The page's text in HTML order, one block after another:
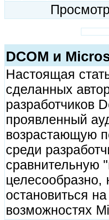
DCOM и
Настоящая
сделанных
разработчиков
проявленный
возрастающую
среди
сравнительную
целесообразно,
остановиться
возможностях